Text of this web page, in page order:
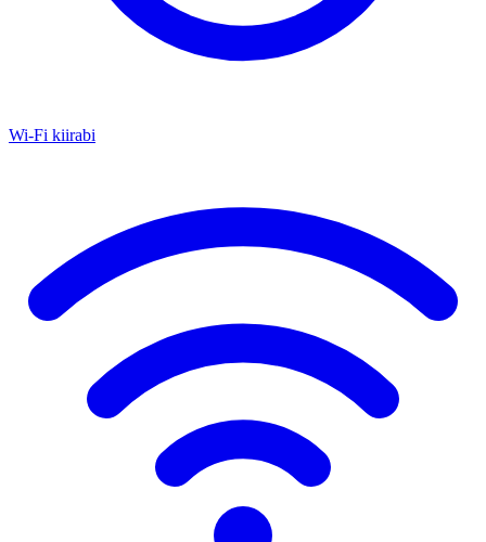
Wi-Fi kiirabi